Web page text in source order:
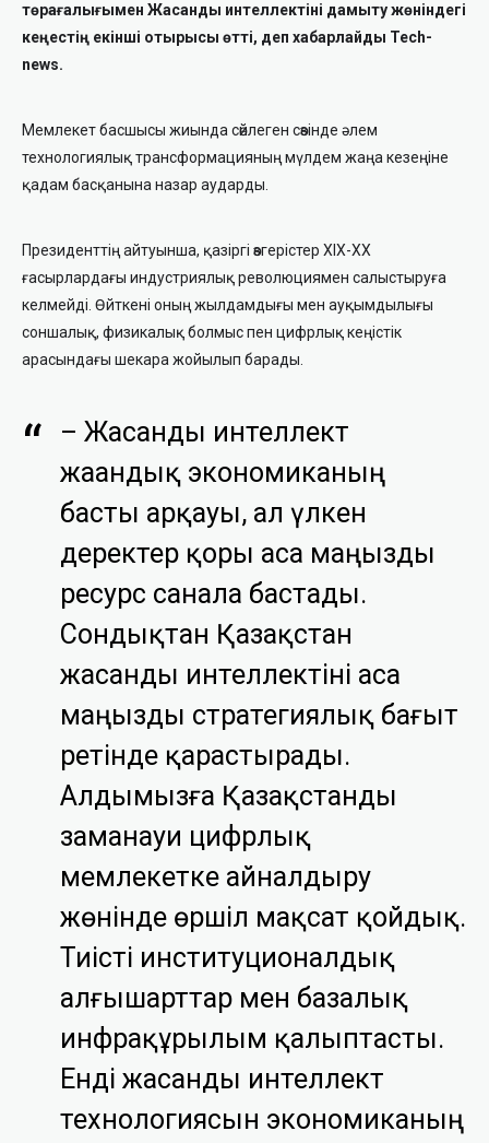
төрағалығымен Жасанды интеллектіні дамыту жөніндегі
кеңестің екінші отырысы өтті, деп хабарлайды Tech-
news.
Мемлекет басшысы жиында сөйлеген сөзінде әлем
технологиялық трансформацияның мүлдем жаңа кезеңіне
қадам басқанына назар аударды.
Президенттің айтуынша, қазіргі өзгерістер XIX-XX
ғасырлардағы индустриялық революциямен салыстыруға
келмейді. Өйткені оның жылдамдығы мен ауқымдылығы
соншалық, физикалық болмыс пен цифрлық кеңістік
арасындағы шекара жойылып барады.
– Жасанды интеллект
жаһандық экономиканың
басты арқауы, ал үлкен
деректер қоры аса маңызды
ресурс санала бастады.
Сондықтан Қазақстан
жасанды интеллектіні аса
маңызды стратегиялық бағыт
ретінде қарастырады.
Алдымызға Қазақстанды
заманауи цифрлық
мемлекетке айналдыру
жөнінде өршіл мақсат қойдық.
Тиісті институционалдық
алғышарттар мен базалық
инфрақұрылым қалыптасты.
Енді жасанды интеллект
технологиясын экономиканың